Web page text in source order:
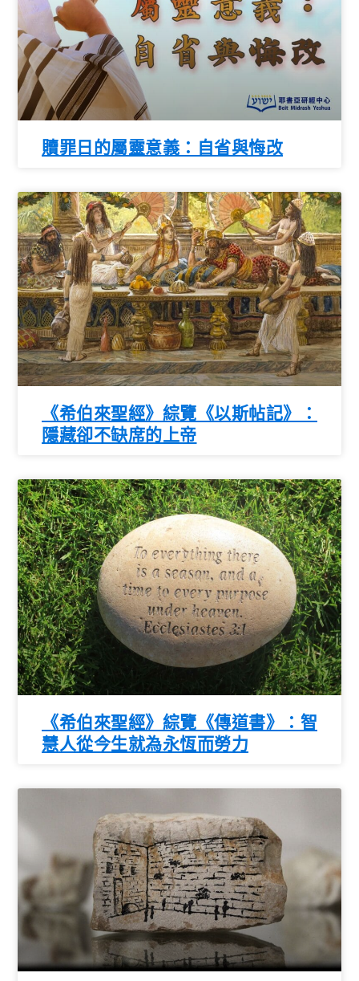
贖罪日的屬靈意義：自省與悔改
《希伯來聖經》綜覽《以斯帖記》：
隱藏卻不缺席的上帝
《希伯來聖經》綜覽《傳道書》：智
慧人從今生就為永恆而勞力